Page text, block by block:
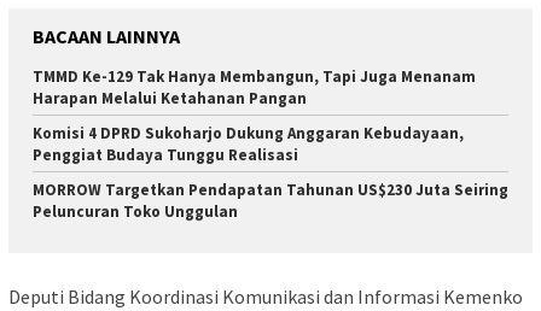
BACAAN LAINNYA
TMMD Ke-129 Tak Hanya Membangun, Tapi Juga Menanam
Harapan Melalui Ketahanan Pangan
Komisi 4 DPRD Sukoharjo Dukung Anggaran Kebudayaan,
Penggiat Budaya Tunggu Realisasi
MORROW Targetkan Pendapatan Tahunan US$230 Juta Seiring
Peluncuran Toko Unggulan
Deputi Bidang Koordinasi Komunikasi dan Informasi Kemenko